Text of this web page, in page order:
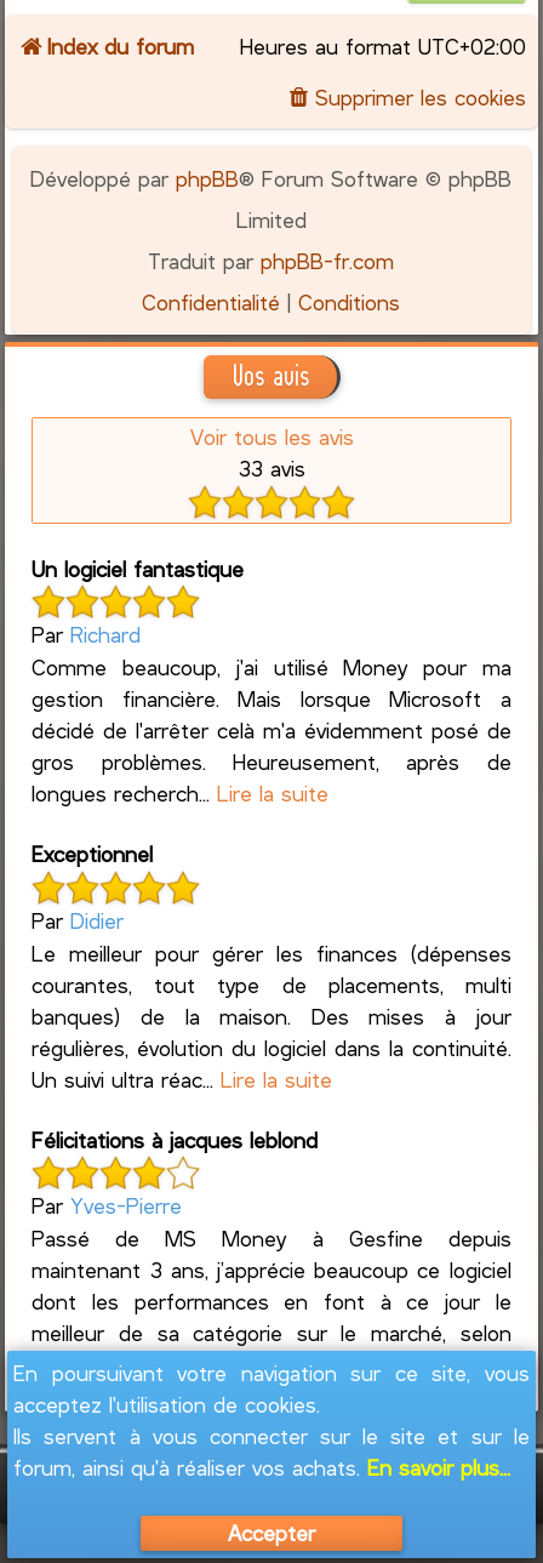
Index du forum Heures au format UTC+02:00
Supprimer les cookies
Développé parphpBB® Forum Software © phpBB
Limited
Traduit parphpBB-fr.com
Confidentialité |Conditions
Vos avis
Voir tous les avis
33 avis
Un logiciel fantastique
ParRichard
Comme beaucoup, j'ai utilisé Money pour ma
gestion financière. Mais lorsque Microsoft a
décidé de l'arrêter celà m'a évidemment posé de
gros problèmes. Heureusement, après de
longues recherch...Lire la suite
Exceptionnel
ParDidier
Le meilleur pour gérer les finances (dépenses
courantes, tout type de placements, multi
banques) de la maison. Des mises à jour
régulières, évolution du logiciel dans la continuité.
Un suivi ultra réac...Lire la suite
Félicitations à jacques leblond
ParYves-Pierre
Passé de MS Money à Gesfine depuis
maintenant 3 ans, j’apprécie beaucoup ce logiciel
dont les performances en font à ce jour le
meilleur de sa catégorie sur le marché, selon
mon expérience assez complète... Lire la suite
En poursuivant votre navigation sur ce site, vous
acceptez l'utilisation de cookies.
Ils servent à vous connecter sur le site et sur le
forum, ainsi qu'à réaliser vos achats.En savoir plus...
Accepter
GesFine - Copyright © 2008 - 2026Jacques